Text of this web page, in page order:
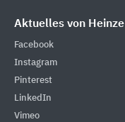
Aktuelles von Heinze
Facebook
Instagram
Pinterest
LinkedIn
Vimeo